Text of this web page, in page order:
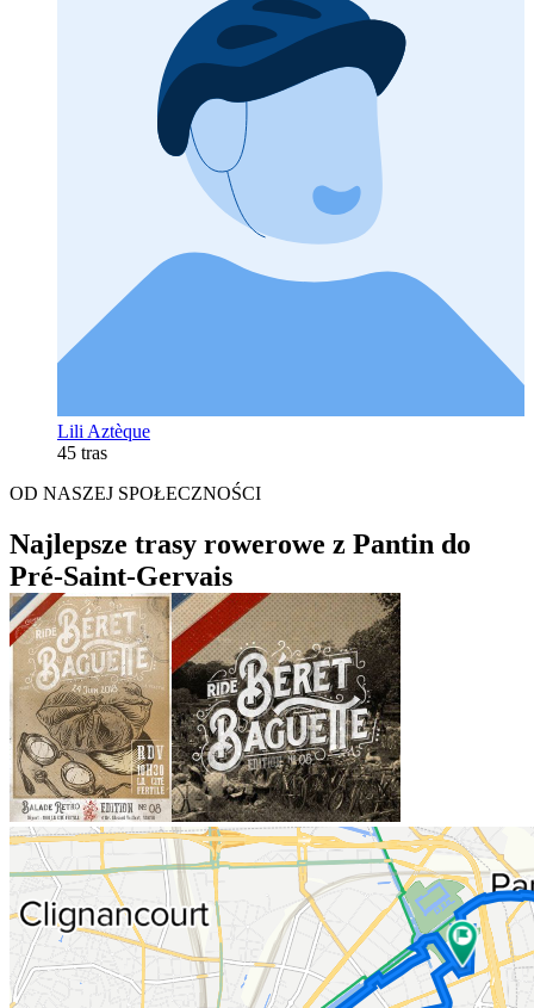
Lili Aztèque
45 tras
OD NASZEJ SPOŁECZNOŚCI
Najlepsze trasy rowerowe z Pantin do
Pré-Saint-Gervais